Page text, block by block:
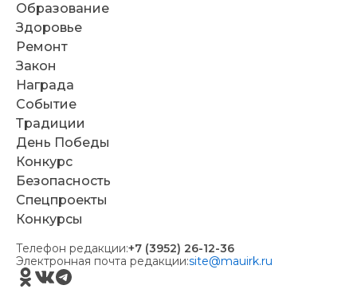
Образование
Здоровье
Ремонт
Закон
Награда
Событие
Традиции
День Победы
Конкурс
Безопасность
Спецпроекты
Конкурсы
Телефон редакции:+7 (3952) 26-12-36
Электронная почта редакции:site@mauirk.ru